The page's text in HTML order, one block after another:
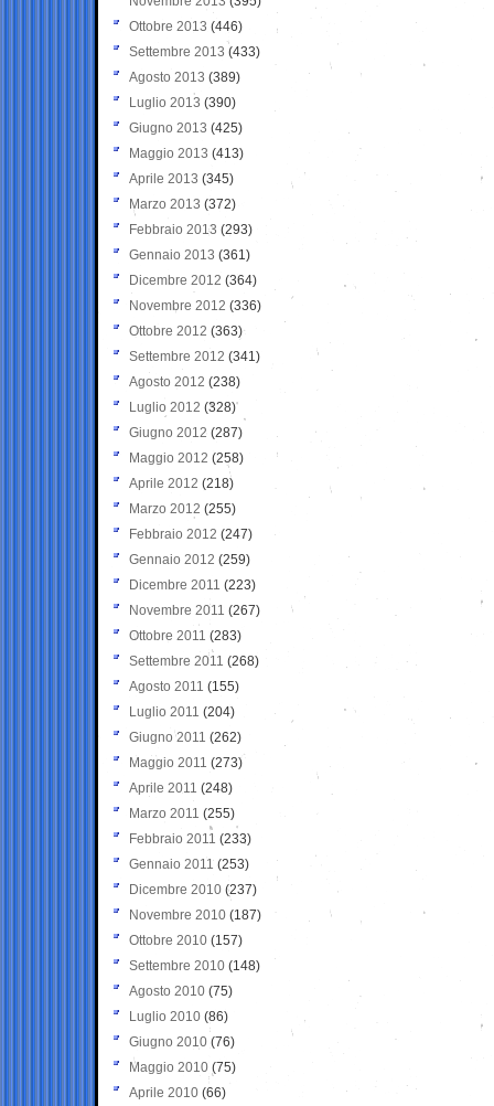
Ottobre 2013 (446)
Settembre 2013 (433)
Agosto 2013 (389)
Luglio 2013 (390)
Giugno 2013 (425)
Maggio 2013 (413)
Aprile 2013 (345)
Marzo 2013 (372)
Febbraio 2013 (293)
Gennaio 2013 (361)
Dicembre 2012 (364)
Novembre 2012 (336)
Ottobre 2012 (363)
Settembre 2012 (341)
Agosto 2012 (238)
Luglio 2012 (328)
Giugno 2012 (287)
Maggio 2012 (258)
Aprile 2012 (218)
Marzo 2012 (255)
Febbraio 2012 (247)
Gennaio 2012 (259)
Dicembre 2011 (223)
Novembre 2011 (267)
Ottobre 2011 (283)
Settembre 2011 (268)
Agosto 2011 (155)
Luglio 2011 (204)
Giugno 2011 (262)
Maggio 2011 (273)
Aprile 2011 (248)
Marzo 2011 (255)
Febbraio 2011 (233)
Gennaio 2011 (253)
Dicembre 2010 (237)
Novembre 2010 (187)
Ottobre 2010 (157)
Settembre 2010 (148)
Agosto 2010 (75)
Luglio 2010 (86)
Giugno 2010 (76)
Maggio 2010 (75)
Aprile 2010 (66)